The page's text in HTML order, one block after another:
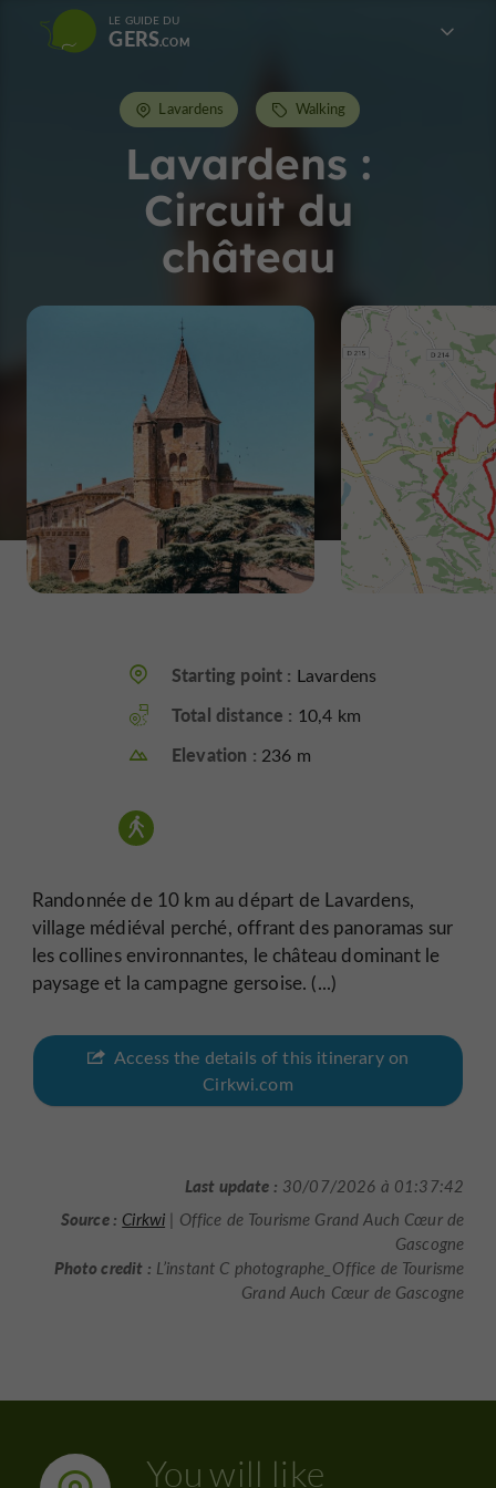
LE GUIDE DU
GERS
Lavardens :
Circuit du
château
Lavardens Walking
Starting point : Lavardens
Total distance : 10,4 km
Elevation : 236 m
Randonnée de 10 km au départ de Lavardens,
village médiéval perché, offrant des panoramas sur
les collines environnantes, le château dominant le
paysage et la campagne gersoise. (...)
Access the details of this itinerary on
Cirkwi.com
Last update : 30/07/2026 à 01:37:42
Source : Cirkwi | Office de Tourisme Grand Auch Cœur de
Gascogne
Photo credit : L’instant C photographe_Office de Tourisme
Grand Auch Cœur de Gascogne
You will like